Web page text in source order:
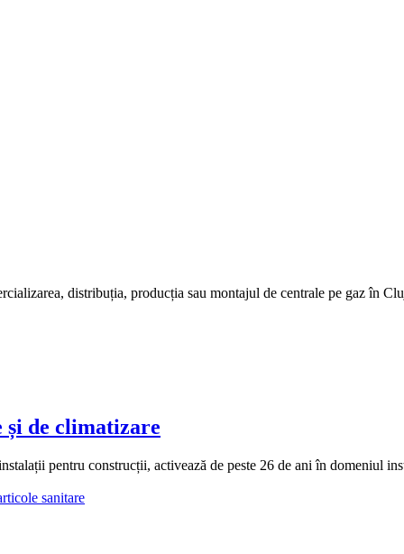
distribuția, producția sau montajul de centrale pe gaz în
de climatizare
pentru construcții, activează de peste 26 de ani în domeniul